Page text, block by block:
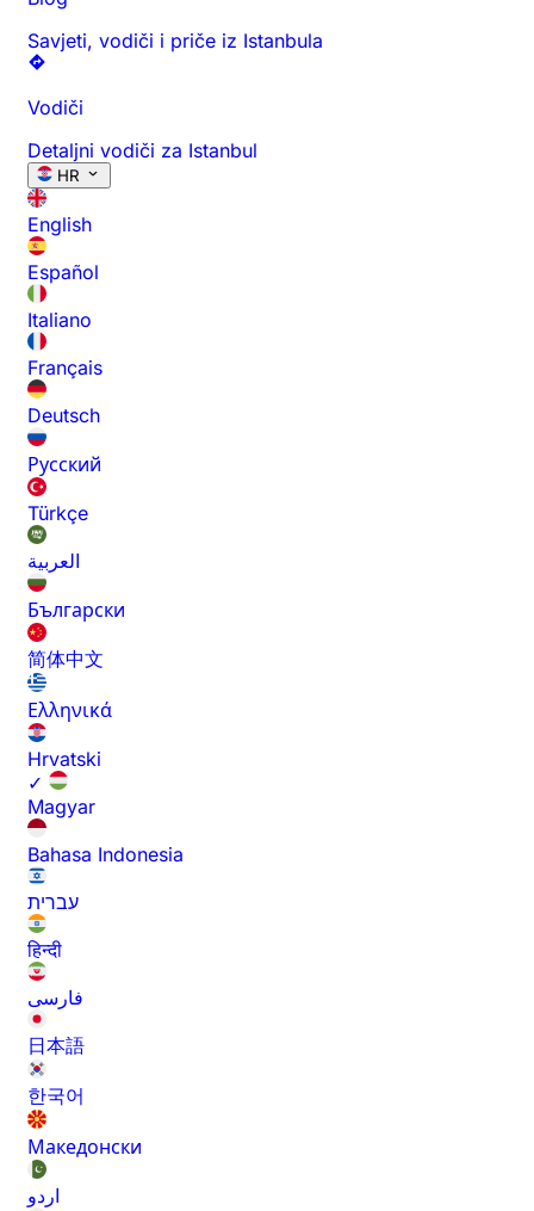
Savjeti, vodiči i priče iz Istanbula
Vodiči
Detaljni vodiči za Istanbul
HR
English
Español
Italiano
Français
Deutsch
Русский
Türkçe
العربية
Български
简体中文
Ελληνικά
Hrvatski
✓
Magyar
Bahasa Indonesia
עברית
हिन्दी
فارسی
日本語
한국어
Македонски
اردو